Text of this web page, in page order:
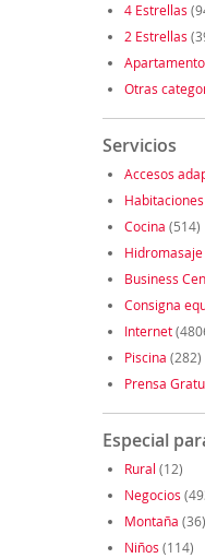
4 Estrellas
2 Estrellas
Otras
Servicios
Accesos
Cocina (514)
Hidromasaje
Business
Consigna
Internet
Piscina (282)
Prensa
Especial
Rural (12)
Negocios
Montaña (36)
Niños (114)